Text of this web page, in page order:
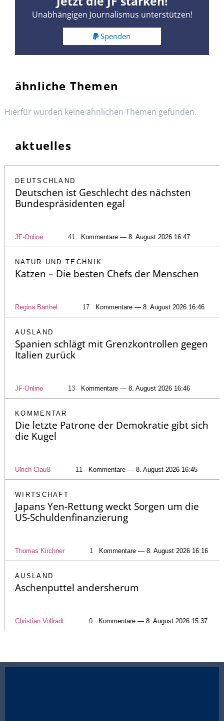
Unabhängigen Journalismus unterstützen!
Spenden
ähnliche Themen
Hierfür wurden keine ähnlichen Themen gefunden.
aktuelles
DEUTSCHLAND
Deutschen ist Geschlecht des nächsten
Bundespräsidenten egal
JF-Online 41 Kommentare — 8. August 2026 16:47
NATUR UND TECHNIK
Katzen – Die besten Chefs der Menschen
Regina Bärthel 17 Kommentare — 8. August 2026 16:46
AUSLAND
Spanien schlägt mit Grenzkontrollen gegen
Italien zurück
JF-Online 13 Kommentare — 8. August 2026 16:46
KOMMENTAR
Die letzte Patrone der Demokratie gibt sich
die Kugel
Ulrich Clauß 11 Kommentare — 8. August 2026 16:45
WIRTSCHAFT
Japans Yen-Rettung weckt Sorgen um die
US-Schuldenfinanzierung
Thomas Kirchner 1 Kommentare — 8. August 2026 16:16
AUSLAND
Aschenputtel andersherum
Christian Vollradt 0 Kommentare — 8. August 2026 15:37